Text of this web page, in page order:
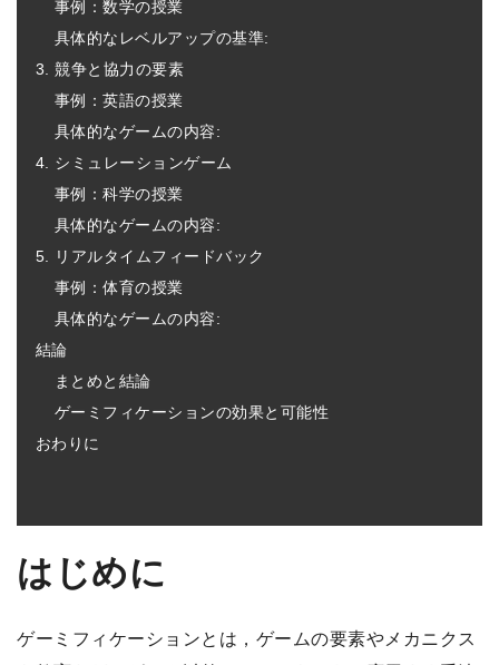
事例：数学の授業
具体的なレベルアップの基準:
3. 競争と協力の要素
事例：英語の授業
具体的なゲームの内容:
4. シミュレーションゲーム
事例：科学の授業
具体的なゲームの内容:
5. リアルタイムフィードバック
事例：体育の授業
具体的なゲームの内容:
結論
まとめと結論
ゲーミフィケーションの効果と可能性
おわりに
はじめに
ゲーミフィケーションとは，ゲームの要素やメカニクス